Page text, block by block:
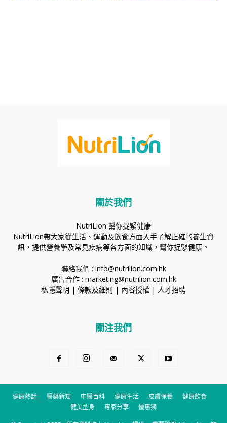
關於我們
NutriLion 幫你捉緊健康
NutriLion帶大家從生活、運動及飲食方面入手了解正確的養生資
訊，提供營養學及常見疾病等各方面的知識，幫你捉緊健康。
聯絡我們 : info@nutrilion.com.hk
廣告合作 : marketing@nutrilion.com.hk
私隱聲明 | 條款及細則 | 內容授權 | 人才招聘
關注我們
健康熱話 醫藥新知 中醫百科 健康生活 皮膚保養
健康飲食
健美塑身
專家分享 優惠獅